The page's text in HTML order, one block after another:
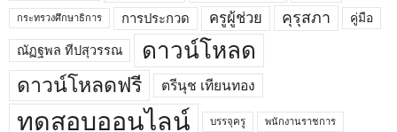
กระทรวงศึกษาธิการ การประกวด ครูผู้ช่วย คุรุสภา คู่มือ
ณัฏฐพล ทีปสุวรรณ ดาวน์โหลด
ดาวน์โหลดฟรี ตรีนุช เทียนทอง
ทดสอบออนไลน์ บรรจุครู พนักงานราชการ